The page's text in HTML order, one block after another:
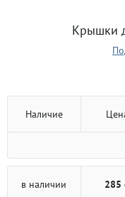
Крышки
Наличие
в наличии 285